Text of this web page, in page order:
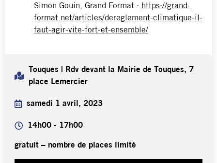
Simon Gouin, Grand Format : https://grand-
format.net/articles/dereglement-climatique-il-
faut-agir-vite-fort-et-ensemble/
Touques | Rdv devant la Mairie de Touques, 7
place Lemercier
samedi 1 avril, 2023
14h00 - 17h00
gratuit – nombre de places limité